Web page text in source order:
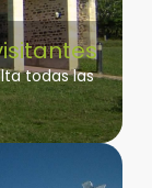
todas las